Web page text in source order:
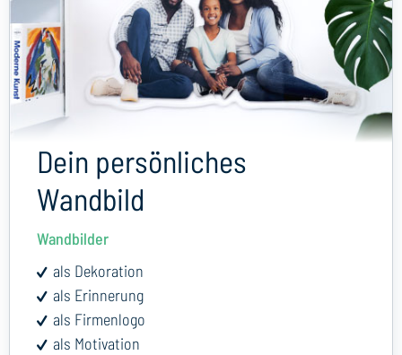
Dein persönliches
Wandbild
Wandbilder
als Dekoration
als Erinnerung
als Firmenlogo
als Motivation